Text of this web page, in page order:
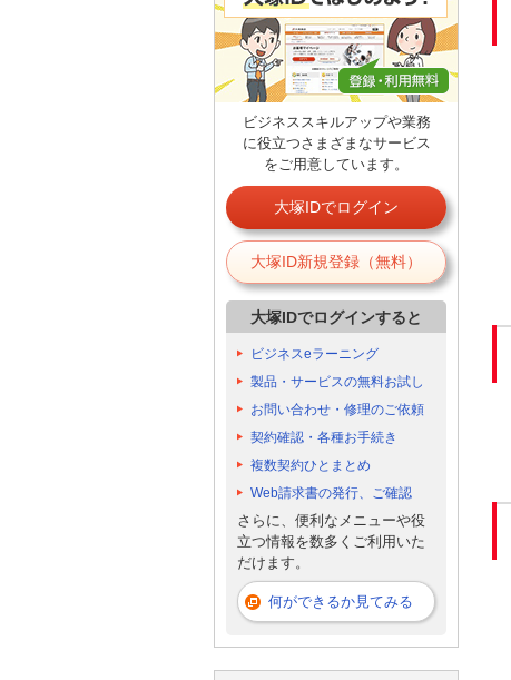
ビジネススキルアップや業務
に役立つさまざまなサービス
をご用意しています。
大塚IDでログイン
大塚ID新規登録（無料）
大塚IDでログインすると
ビジネスeラーニング
製品・サービスの無料お試し
お問い合わせ・修理のご依頼
契約確認・各種お手続き
複数契約ひとまとめ
Web請求書の発行、ご確認
さらに、便利なメニューや役
立つ情報を数多くご利用いた
だけます。
何ができるか見てみる